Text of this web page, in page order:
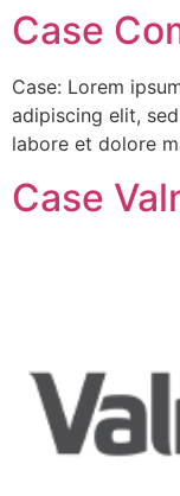
Case
Case: Lorem
adipiscing elit,
labore et dolore
Case